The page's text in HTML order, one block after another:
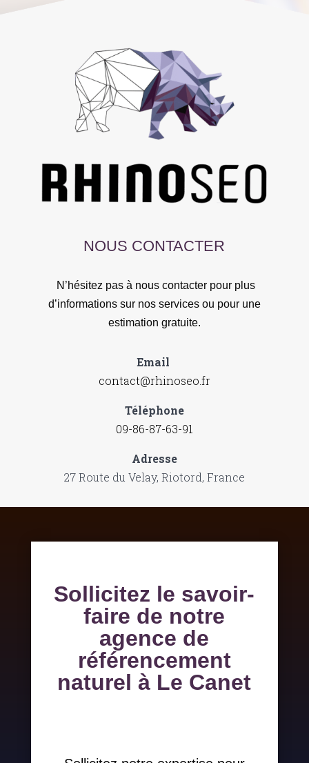
NOUS CONTACTER
N’hésitez pas à nous contacter pour plus
d’informations sur nos services ou pour une
estimation gratuite.
Email
contact@rhinoseo.fr
Téléphone
09-86-87-63-91
Adresse
27 Route du Velay, Riotord, France
Sollicitez le savoir-
faire de notre
agence de
référencement
naturel à Le Canet